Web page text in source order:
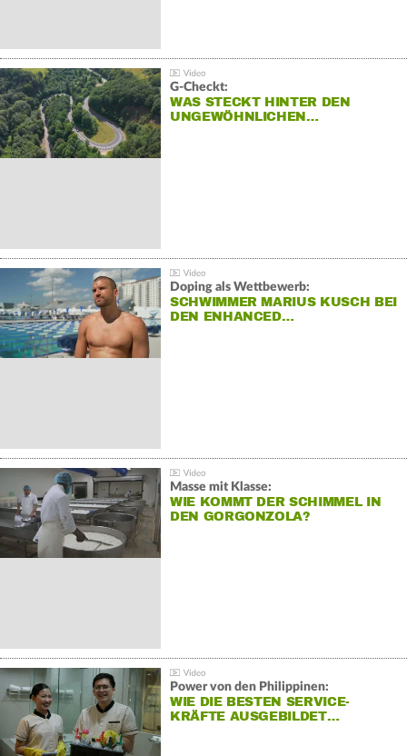
G-Checkt:
WAS STECKT HINTER DEN
UNGEWÖHNLICHEN…
Doping als Wettbewerb:
SCHWIMMER MARIUS KUSCH BEI
DEN ENHANCED…
Masse mit Klasse:
WIE KOMMT DER SCHIMMEL IN
DEN GORGONZOLA?
Power von den Philippinen:
WIE DIE BESTEN SERVICE-
KRÄFTE AUSGEBILDET…